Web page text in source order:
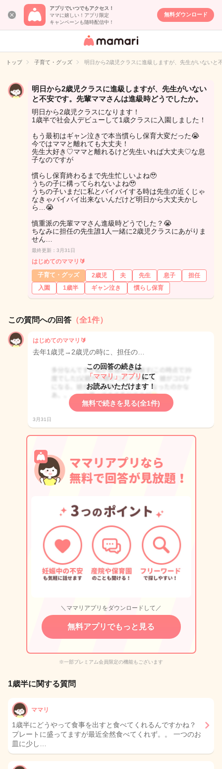
アプリでいつでもアクセス！
ママに嬉しい！アプリ限定
キャンペーンも随時配信中！
無料ダウンロード
女性専用匿名QA
イト
トップ 子育て・グッズ 明日から2歳児クラスに進級しますが、先生がいないと
明日から2歳児クラスに進級しますが、先生がいない
と不安です。先輩ママさんは進級時どうでしたか。
明日から2歳児クラスになります！
1歳半で社会人デビューして1歳クラスに入園しました！
もう最初はギャン泣きで本当慣らし保育大変だった😭
今ではママと離れても大丈夫！
先生大好き♡ママと離れるけど先生いれば大丈夫♡な息
子なのですが
慣らし保育終わるまで先生忙しいよね🥹
うちの子に構ってられないよね🥹
うちの子いまだに私とバイバイする時は先生の近くじゃ
なきゃバイバイ出来ないんだけど明日から大丈夫かし
ら…😭
慎重派の先輩ママさん進級時どうでした？😭
ちなみに担任の先生誰1人一緒に2歳児クラスにあがりま
せん…
最終更新：3月31日
はじめてのママリ🔰
子育て・グッズ
2歳児 夫 先生 息子
担任
入園
1歳半 ギャン泣き 慣らし保育
この質問への回答 （全1件）
はじめてのママリ🔰
去年1歳児→2歳児の時に、担任の…
この回答の続きは
「ママリ」アプリ にて
お読みいただけます！
無料で続きを見る(全1件)
3月31日
＼ママリアプリをダウンロードして／
無料アプリでもっと見る
※一部プレミアム会員限定の機能もございます
1歳半に関する質問
ママリ
1歳半にどうやって食事を出すと食べてくれるんですかね？
プレートに盛ってますが最近全然食べてくれず。。 一つのお
皿に少し…